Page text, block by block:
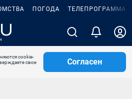
ПОГОДА ТЕЛЕПРОГРАММА
cookie-
свое
Согласен